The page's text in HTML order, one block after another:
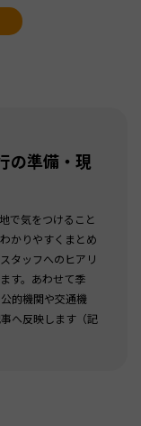
の準備・現
で気をつけること
かりやすくまとめ
タッフへのヒアリ
す。あわせて季
的機関や交通機
へ反映します（記